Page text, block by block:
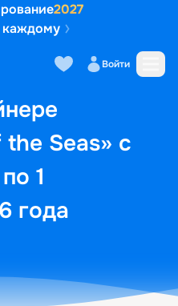
2027
Войти
Seas» с
1
года
Маршрут и